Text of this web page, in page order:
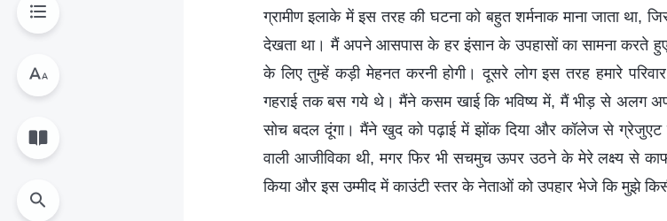
ग्रामीण इलाके में इस तरह की घटना को बहुत शर्मनाक माना जाता था,
देखता था। मैं अपने आसपास के हर इंसान के उपहासों का सामना करते
के लिए तुम्हें कड़ी मेहनत करनी होगी। दूसरे लोग इस तरह हमारे
गहराई तक बस गये थे। मैंने कसम खाई कि भविष्य में, मैं भीड़ से अलग
सोच बदल दूंगा। मैंने खुद को पढ़ाई में झोंक दिया और कॉलेज से ग्रेजुएट
वाली आजीविका थी, मगर फिर भी सचमुच ऊपर उठने के मेरे लक्ष्य से
किया और इस उम्मीद में काउंटी स्तर के नेताओं को उपहार भेजे कि मुझे